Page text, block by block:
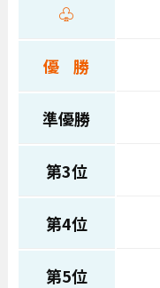
♧
優 勝
準優勝
第3位
第4位
第5位